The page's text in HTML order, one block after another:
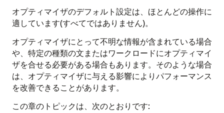
オプティマイザのデフォルト設定は、ほとんどの操作に
適しています(すべてではありません)。
オプティマイザにとって不明な情報が含まれている場合
や、特定の種類の文またはワークロードにオプティマイ
ザを合せる必要がある場合もあります。そのような場合
は、オプティマイザに与える影響によりパフォーマンス
を改善できることがあります。
この章のトピックは、次のとおりです: